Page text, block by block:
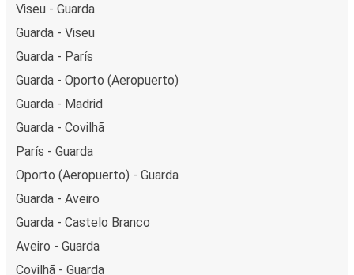
Viseu - Guarda
Guarda - Viseu
Guarda - París
Guarda - Oporto (Aeropuerto)
Guarda - Madrid
Guarda - Covilhã
París - Guarda
Oporto (Aeropuerto) - Guarda
Guarda - Aveiro
Guarda - Castelo Branco
Aveiro - Guarda
Covilhã - Guarda